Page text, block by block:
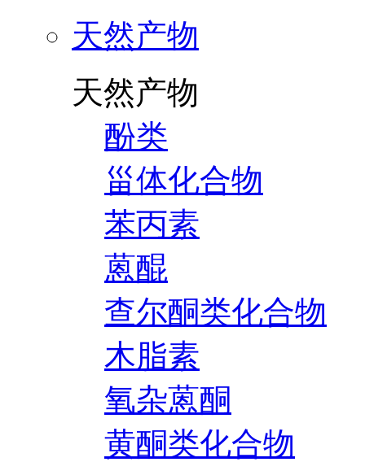
天然产物
天然产物
酚类
甾体化合物
苯丙素
蒽醌
查尔酮类化合物
木脂素
氧杂蒽酮
黄酮类化合物